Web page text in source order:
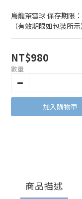
烏龍茶雪球 保存期限
（有效期限如包裝所示）
NT$980
數量
加入購物車
商品描述